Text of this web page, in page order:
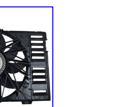
originales de tous
Possibilités de
/ Allemagne. Registre
Grande Instance de
Gérant: Alexander
Müller, Julian
article? Vous le
des produits de